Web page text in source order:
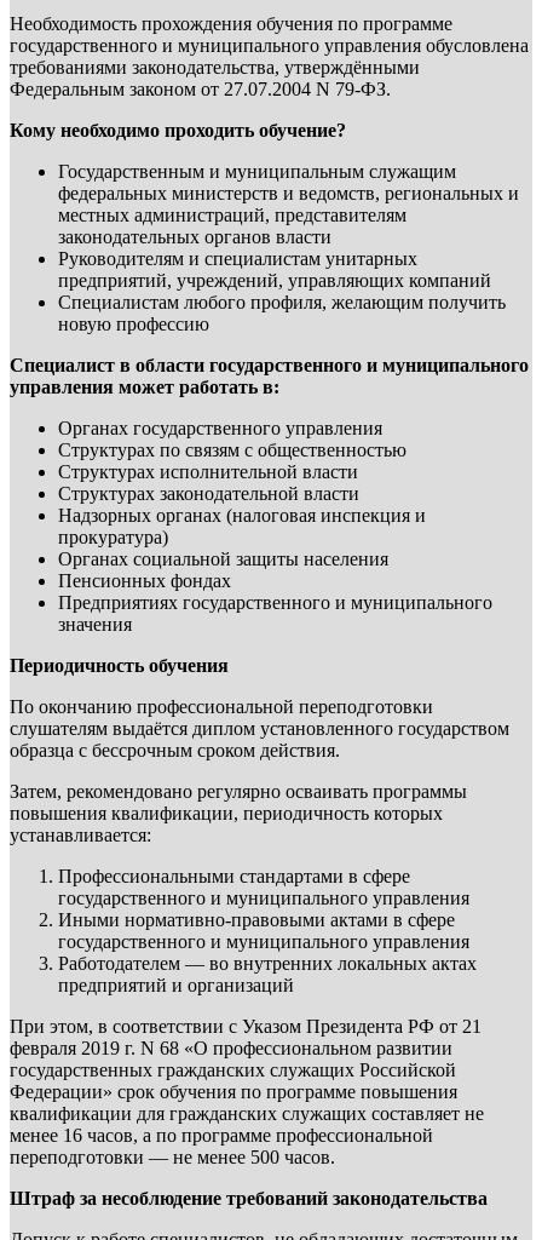
Необходимость прохождения обучения по программе
государственного и муниципального управления обусловлена
требованиями законодательства, утверждёнными
Федеральным законом от 27.07.2004 N 79-ФЗ.
Кому необходимо проходить обучение?
Государственным и муниципальным служащим
федеральных министерств и ведомств, региональных и
местных администраций, представителям
законодательных органов власти
Руководителям и специалистам унитарных
предприятий, учреждений, управляющих компаний
Специалистам любого профиля, желающим получить
новую профессию
Специалист в области государственного и муниципального
управления может работать в:
Органах государственного управления
Структурах по связям с общественностью
Структурах исполнительной власти
Структурах законодательной власти
Надзорных органах (налоговая инспекция и
прокуратура)
Органах социальной защиты населения
Пенсионных фондах
Предприятиях государственного и муниципального
значения
Периодичность обучения
По окончанию профессиональной переподготовки
слушателям выдаётся диплом установленного государством
образца с бессрочным сроком действия.
Затем, рекомендовано регулярно осваивать программы
повышения квалификации, периодичность которых
устанавливается:
Профессиональными стандартами в сфере
государственного и муниципального управления
Иными нормативно-правовыми актами в сфере
государственного и муниципального управления
Работодателем — во внутренних локальных актах
предприятий и организаций
При этом, в соответствии с Указом Президента РФ от 21
февраля 2019 г. N 68 «О профессиональном развитии
государственных гражданских служащих Российской
Федерации» срок обучения по программе повышения
квалификации для гражданских служащих составляет не
менее 16 часов, а по программе профессиональной
переподготовки — не менее 500 часов.
Штраф за несоблюдение требований законодательства